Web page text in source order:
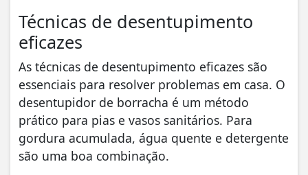
Técnicas de desentupimento
eficazes
As técnicas de desentupimento eficazes são
essenciais para resolver problemas em casa. O
desentupidor de borracha é um método
prático para pias e vasos sanitários. Para
gordura acumulada, água quente e detergente
são uma boa combinação.